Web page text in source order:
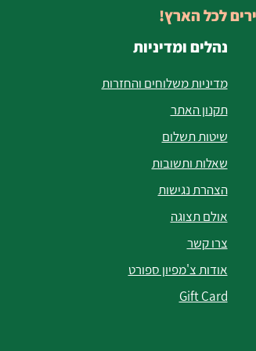
נהלים ומדיניות
מדיניות משלוחים והחזרות
תקנון האתר
שיטות תשלום
שאלות ותשובות
הצהרת נגישות
אולם תצוגה
צרו קשר
אודות צ'מפיון ספורט
Gift Card
לכל הארץ!